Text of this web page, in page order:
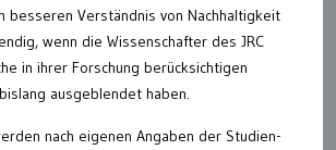
besseren Verständnis von Nachhaltigkeit
wenn die Wissenschafter des JRC
in ihrer Forschung berücksichtigen
ausgeblendet haben.
nach eigenen Angaben der Studien-